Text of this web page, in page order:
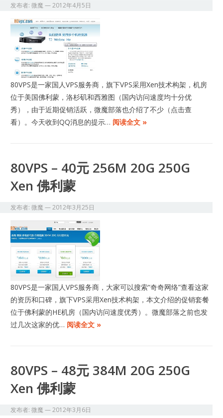
发布者:微魔 —2012年4月5日
80VPS是一家国人VPS服务商，旗下VPS采用Xen技术构架，机房
位于美国佛利蒙，洛杉矶和西雅图（国内访问速度均十分优
秀），由于近期促销活跃，微魔部落也介绍了不少（点击查
看）。今天收到QQ消息的提示… 阅读全文 »
80VPS – 40元 256M 20G 250G
Xen 佛利蒙
发布者:微魔 —2012年3月25日
80VPS是一家国人VPS服务商，大家可以搜索“奇奇网络”查看这家
的资历和口碑，旗下VPS采用Xen技术构架，本文介绍的促销套餐
位于佛利蒙的HE机房（国内访问速度优秀）。微魔部落之前也发
过几次这家的优… 阅读全文 »
80VPS – 48元 384M 20G 250G
Xen 佛利蒙
发布者:微魔 —2012年3月6日